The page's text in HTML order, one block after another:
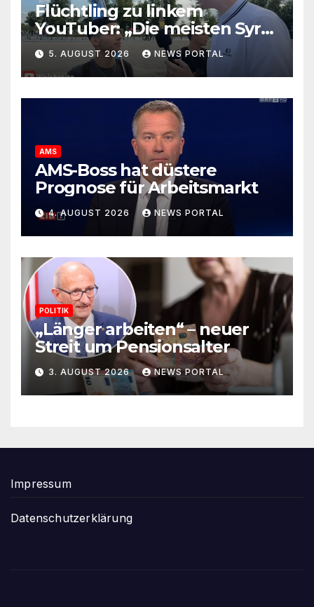
Flüchtling zu linkem
YouTuber: „Die meisten Syrer
kommen wegen der
Sozialleistungen“
5. AUGUST 2026 NEWS PORTAL
AMS
AMS-Boss hat düstere
Prognose für Arbeitsmarkt
4. AUGUST 2026 NEWS PORTAL
POLITIK
„Länger arbeiten“ – neuer
Streit um Pensionsalter
3. AUGUST 2026 NEWS PORTAL
Impressum
Datenschutzerklärung